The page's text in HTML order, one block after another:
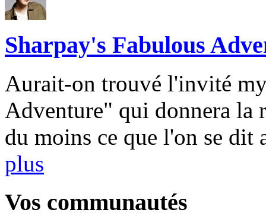
Sharpay's Fabulous
Aurait-on trouvé l'invité
Adventure" qui donnera la
du moins ce que l'on se
plus
Vos communautés